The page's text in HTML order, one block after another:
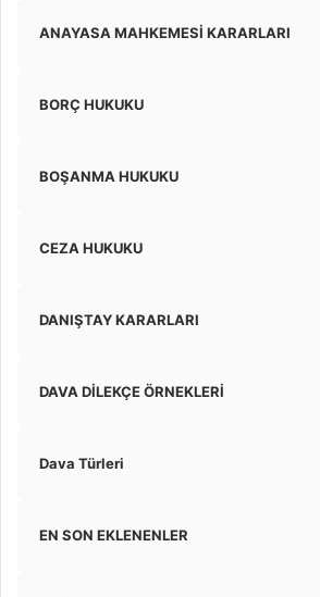
ANAYASA MAHKEMESİ KARARLARI
BORÇ HUKUKU
BOŞANMA HUKUKU
CEZA HUKUKU
DANIŞTAY KARARLARI
DAVA DİLEKÇE ÖRNEKLERİ
Dava Türleri
EN SON EKLENENLER